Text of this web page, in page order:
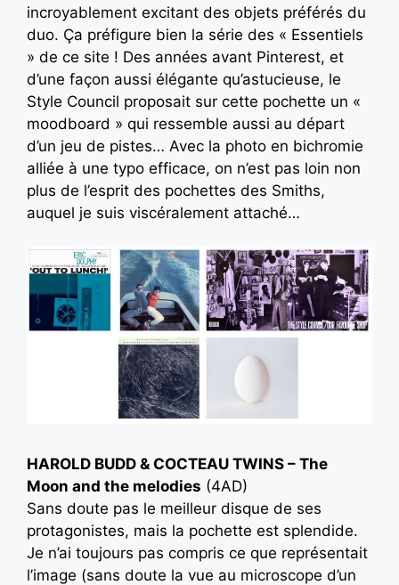
incroyablement excitant des objets préférés du
duo. Ça préfigure bien la série des « Essentiels
» de ce site ! Des années avant Pinterest, et
d’une façon aussi élégante qu’astucieuse, le
Style Council proposait sur cette pochette un «
moodboard » qui ressemble aussi au départ
d’un jeu de pistes… Avec la photo en bichromie
alliée à une typo efficace, on n’est pas loin non
plus de l’esprit des pochettes des Smiths,
auquel je suis viscéralement attaché…
HAROLD BUDD & COCTEAU TWINS – The
Moon and the melodies (4AD)
Sans doute pas le meilleur disque de ses
protagonistes, mais la pochette est splendide.
Je n’ai toujours pas compris ce que représentait
l’image (sans doute la vue au microscope d’un